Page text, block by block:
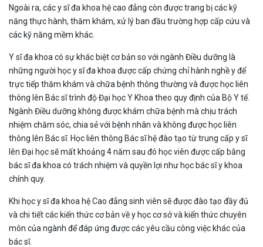
Ngoài ra, các y sĩ đa khoa hệ cao đẳng còn được trang bị các kỹ
năng thực hành, thăm khám, xử lý ban đầu trường hợp cấp cứu và
các kỹ năng mềm khác.
Y sĩ đa khoa có sự khác biệt cơ bản so với ngành Điều dưỡng là
những người học y sĩ đa khoa được cấp chứng chỉ hành nghề y để
trực tiếp thăm khám và chữa bệnh thông thường và được học liên
thông lên Bác sĩ trình độ Đại học Y Khoa theo quy định của Bộ Y tế.
Ngành Điều dưỡng không được khám chữa bệnh mà chịu trách
nhiệm chăm sóc, chia sẻ với bệnh nhân và không được học liên
thông lên Bác sĩ. Học liên thông Bác sĩ hệ đào tạo từ trung cấp y sĩ
lên Đại học sẽ mất khoảng 4 năm sau đó học viên được cấp bằng
bác sĩ đa khoa có trách nhiệm và quyền lợi như học bác sĩ y khoa
chính quy.
Khi học y sĩ đa khoa hệ Cao đẳng sinh viên sẽ được đào tạo đầy đủ
và chi tiết các kiến thức cơ bản về y học cơ sở và kiến thức chuyên
môn của ngành để đáp ứng được các yêu cầu công việc khác của
bác sĩ.